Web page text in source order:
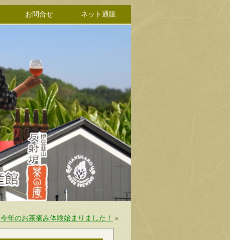
お問合せ ネット通販
今年のお茶摘み体験始まりました！ »